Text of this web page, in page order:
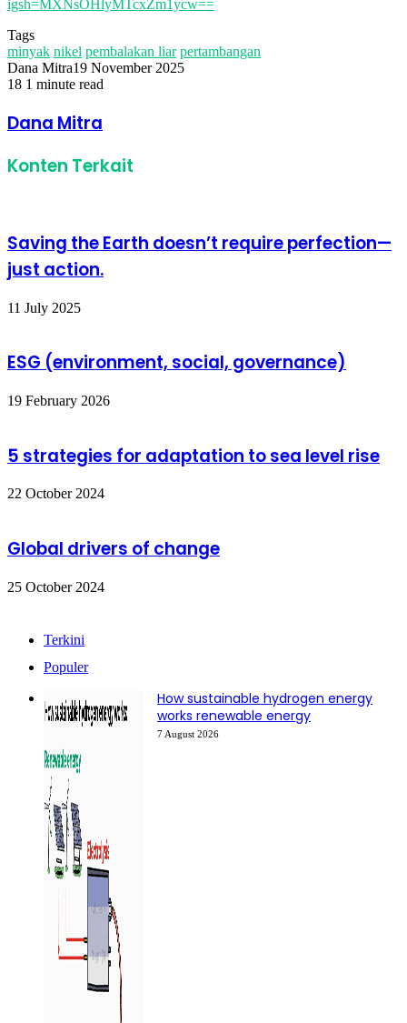
igsh=MXNsOHlyMTcxZm1ycw==
Tags
minyak nikel pembalakan liar pertambangan
Dana Mitra19 November 2025
18 1 minute read
via
Email
Dana Mitra
Konten Terkait
Saving the Earth doesn’t require perfection—
just action.
11 July 2025
ESG (environment, social, governance)
19 February 2026
5 strategies for adaptation to sea level rise
22 October 2024
Global drivers of change
25 October 2024
Terkini
Populer
How sustainable hydrogen energy
works renewable energy
7 August 2026